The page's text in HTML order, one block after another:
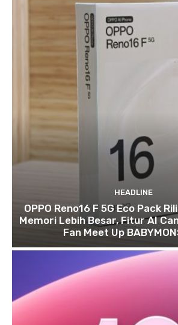
HEADLINE
OPPO Reno16 F 5G Eco Pack
Memori Lebih Besar, Fitur AI
Fan Meet Up